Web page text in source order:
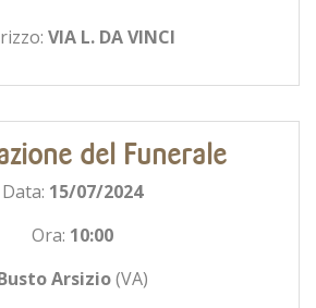
VIA L. DA VINCI
del Funerale
Data: 15/07/2024
Ora: 10:00
Arsizio(VA)